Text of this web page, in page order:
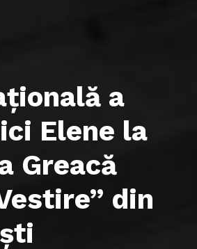
a
Elene la
Greacă
din